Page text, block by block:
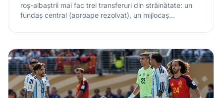
roș-albaștrii mai fac trei transferuri din străinătate: un
fundaș central (aproape rezolvat), un mijlocaș
săptămânii viitoare). Fundașul și mijlocașul sunt vizați
Conference League. Denis Drăguș rămâne o pistă
separată, iar Luca Stancu așteaptă verdictul Comisiilor.